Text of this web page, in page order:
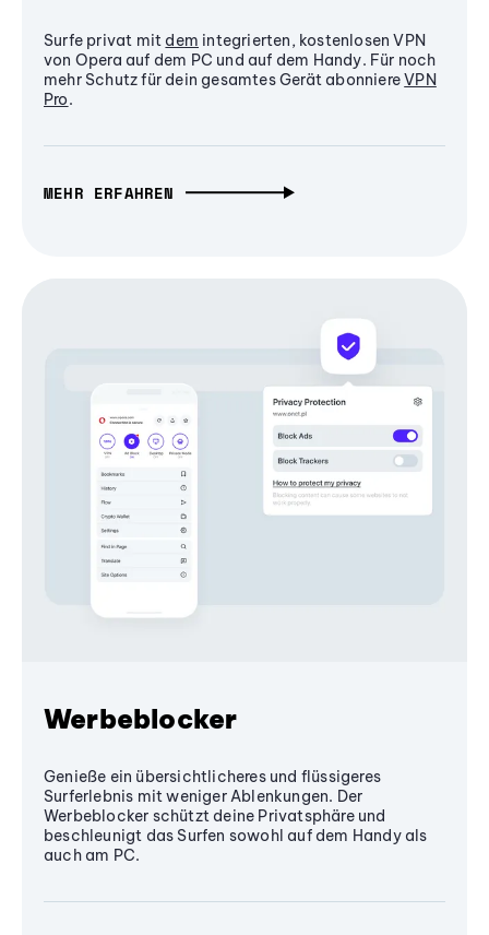
Surfe privat mit dem integrierten, kostenlosen VPN
von Opera auf dem PC und auf dem Handy. Für noch
mehr Schutz für dein gesamtes Gerät abonniereVPN
Pro.
MEHR ERFAHREN
Werbeblocker
Genieße ein übersichtlicheres und flüssigeres
Surferlebnis mit weniger Ablenkungen. Der
Werbeblocker schützt deine Privatsphäre und
beschleunigt das Surfen sowohl auf dem Handy als
auch am PC.